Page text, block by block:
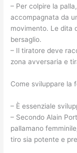
– Per colpire la
accompagnata da
movimento. Le dita
bersaglio.
– Il tiratore deve
zona avversaria e
Come sviluppare la
– È essenziale
– Secondo Alain
pallamano
tiro sia potente e